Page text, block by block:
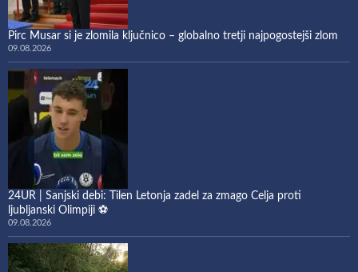
Pirc Musar si je zlomila ključnico – globalno tretji najpogostejši zlom
09.08.2026
24UR | Sanjski debi: Tilen Letonja zadel za zmago Celja proti
ljubljanski Olimpiji ⚽
09.08.2026